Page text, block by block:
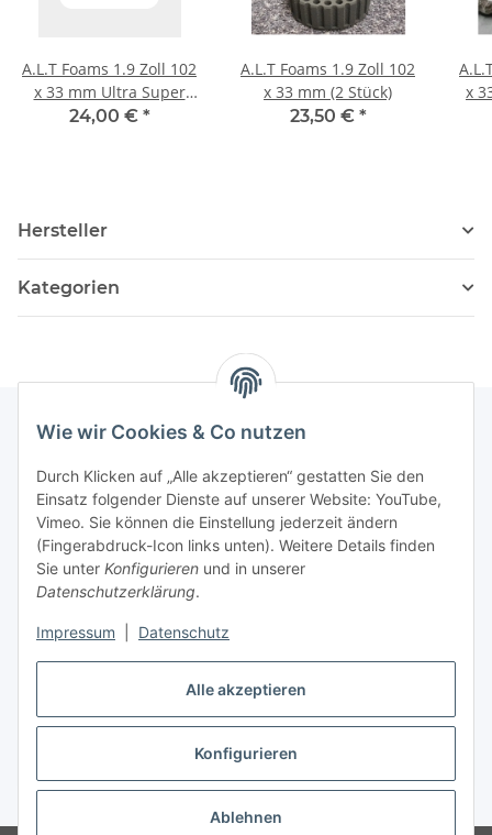
Alle akzeptieren
Konfigurieren
Ablehnen
Wie wir Cookies & Co nutzen
Durch Klicken auf „Alle akzeptieren“ gestatten Sie den
Einsatz folgender Dienste auf unserer Website: YouTube,
Vimeo. Sie können die Einstellung jederzeit ändern
(Fingerabdruck-Icon links unten). Weitere Details finden
Sie unter Konfigurieren und in unserer
Datenschutzerklärung.
Impressum Datenschutz
A.L.T Foams 1.9 Zoll 102
x 33 mm Ultra Super
Soft (2 Stück)
24,00 € *
A.L.T Foams 1.9 Zoll 102
x 33 mm (2 Stück)
23,50 € *
x
Hersteller
Kategorien
Informationen
036204. 803903
Achtung!!!
Vertrag widerrufen
* Alle Preise inkl. gesetzlicher USt., zzgl.